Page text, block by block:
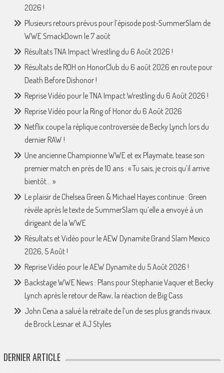
2026 !
Plusieurs retours prévus pour l’épisode post-SummerSlam de
WWE SmackDown le 7 août
Résultats TNA Impact Wrestling du 6 Août 2026 !
Résultats de ROH on HonorClub du 6 août 2026 en route pour
Death Before Dishonor !
Reprise Vidéo pour le TNA Impact Wrestling du 6 Août 2026 !
Reprise Vidéo pour la Ring of Honor du 6 Août 2026
Netflix coupe la réplique controversée de Becky Lynch lors du
dernier RAW !
Une ancienne Championne WWE et ex Playmate, tease son
premier match en près de 10 ans : « Tu sais, je crois qu’il arrive
bientôt… »
Le plaisir de Chelsea Green & Michael Hayes continue : Green
révèle après le texte de SummerSlam qu’elle a envoyé à un
dirigeant de la WWE
Résultats et Vidéo pour le AEW Dynamite Grand Slam Mexico
2026, 5 Août !
Reprise Vidéo pour le AEW Dynamite du 5 Août 2026 !
Backstage WWE News : Plans pour Stephanie Vaquer et Becky
Lynch après le retour de Raw, la réaction de Big Cass
John Cena a salué la retraite de l’un de ses plus grands rivaux.
de Brock Lesnar et AJ Styles
DERNIER ARTICLE